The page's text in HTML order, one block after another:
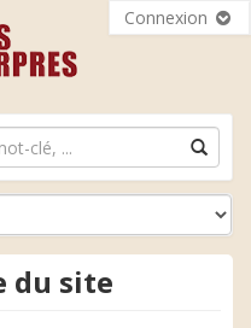
Connexion
du site